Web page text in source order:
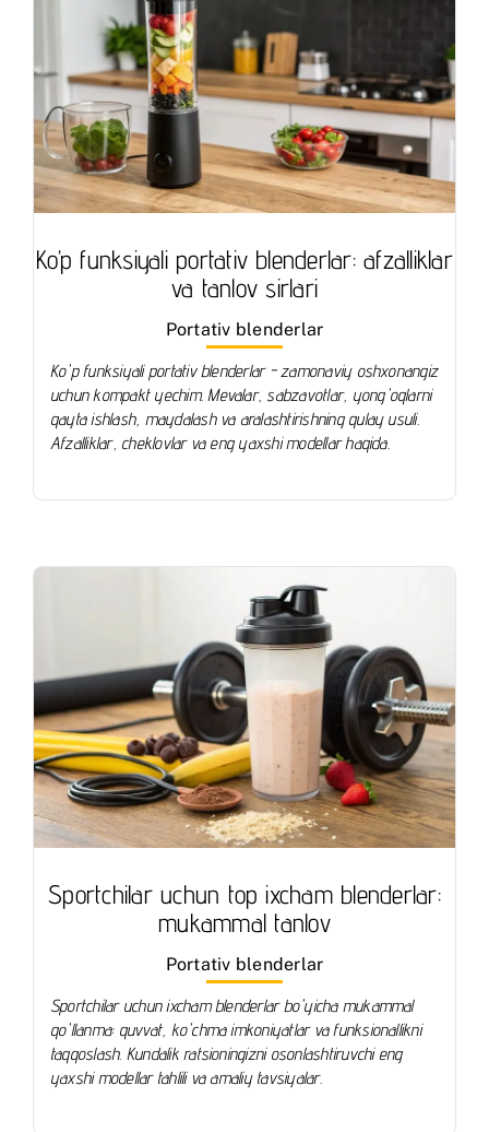
Ko’p funksiyali portativ blenderlar: afzalliklar
va tanlov sirlari
Portativ blenderlar
Ko'p funksiyali portativ blenderlar - zamonaviy oshxonangiz
uchun kompakt yechim. Mevalar, sabzavotlar, yong'oqlarni
qayta ishlash, maydalash va aralashtirishning qulay usuli.
Afzalliklar, cheklovlar va eng yaxshi modellar haqida.
Sportchilar uchun top ixcham blenderlar:
mukammal tanlov
Portativ blenderlar
Sportchilar uchun ixcham blenderlar bo'yicha mukammal
qo'llanma: quvvat, ko'chma imkoniyatlar va funksionallikni
taqqoslash. Kundalik ratsioningizni osonlashtiruvchi eng
yaxshi modellar tahlili va amaliy tavsiyalar.